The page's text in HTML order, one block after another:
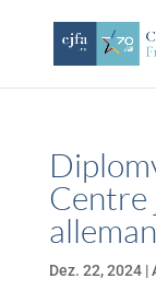
Centre
Dez. 22, 2024|